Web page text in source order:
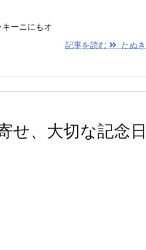
ーニにもオ
記事を読む
たぬ
せ、大切な記念